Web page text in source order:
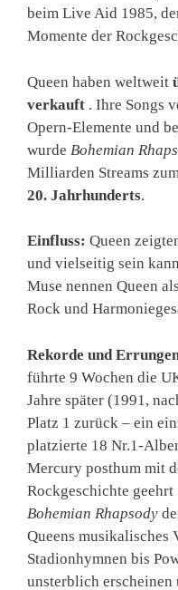
beim Live Aid 1985,
Momente der
Queen haben weltweit
verkauft . Ihre Songs
Opern-Elemente und
wurde Bohemian
Milliarden Streams zum
20. Jahrhunderts.
Einfluss: Queen
und vielseitig sein
Muse nennen Queen
Rock und
Rekorde und
führte 9 Wochen die
Jahre später (1991,
Platz 1 zurück – ein
platzierte 18 Nr.1-
Mercury posthum mit
Rockgeschichte
Bohemian Rhapsody
Queens musikalisches
Stadionhymnen bis
unsterblich erscheinen